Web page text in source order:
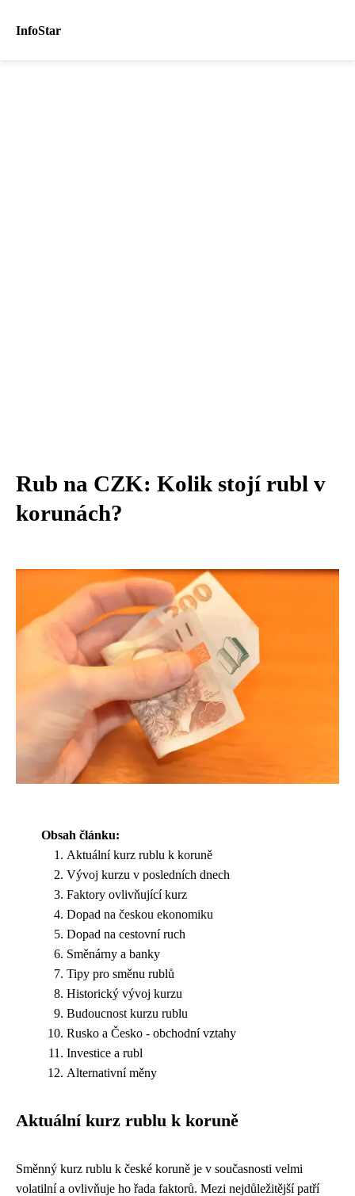
InfoStar
Rub na CZK: Kolik stojí rubl v
korunách?
Obsah článku:
Aktuální kurz rublu k koruně
Vývoj kurzu v posledních dnech
Faktory ovlivňující kurz
Dopad na českou ekonomiku
Dopad na cestovní ruch
Směnárny a banky
Tipy pro směnu rublů
Historický vývoj kurzu
Budoucnost kurzu rublu
Rusko a Česko - obchodní vztahy
Investice a rubl
Alternativní měny
Aktuální kurz rublu k koruně
Směnný kurz rublu k české koruně je v současnosti velmi
volatilní a ovlivňuje ho řada faktorů. Mezi nejdůležitější patří